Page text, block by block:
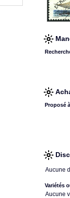
Proposé
Aucune
Variétés
Aucune